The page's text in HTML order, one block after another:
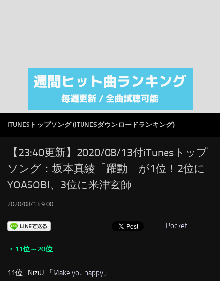
注目カテゴリ
オリジナルiTunes週間トップソング
RSS
LINKS
ITUNESトップソング (ITUNESダウンロードランキング)
【23:40更新】2020/08/13付iTunesトップ
ソング：坂本真綾「躍動」が1位！2位に
YOASOBI、3位に米津玄師
2020/08/13 9:00
Pocket
・11位～20位
11位…NiziU 「Make you happy 」